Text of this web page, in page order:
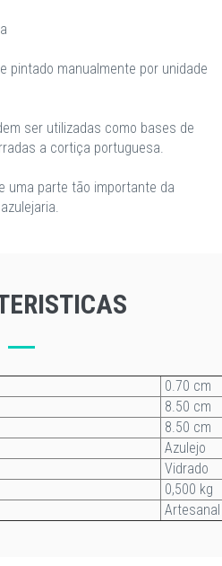
pintado manualmente por unidade
ser utilizadas como bases de
a cortiça portuguesa.
uma parte tão importante da
0.70 cm
8.50 cm
8.50 cm
Azulejo
Vidrado
0,500 kg
Artesanal